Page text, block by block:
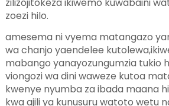
zoezi hilo.
amesema ni vyema matangazo
wa chanjo yaendelee
mabango yanayozungumzia tukio
viongozi wa dini waweze kutoa
kwenye nyumba za ibada maana
kwa ajili ya kunusuru watoto wetu